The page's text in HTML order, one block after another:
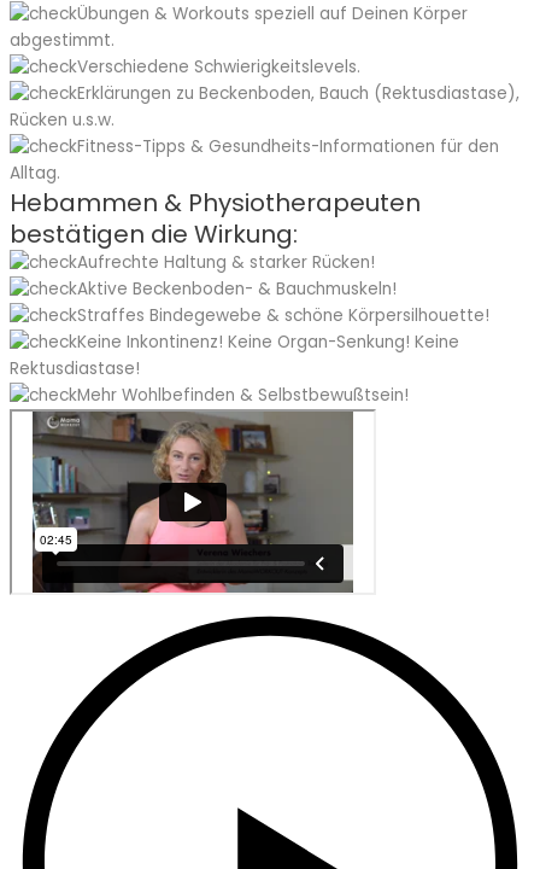
Übungen & Workouts speziell auf Deinen Körper
abgestimmt.
Verschiedene Schwierigkeitslevels.
Erklärungen zu Beckenboden, Bauch (Rektusdiastase),
Rücken u.s.w.
Fitness-Tipps & Gesundheits-Informationen für den
Alltag.
Hebammen & Physiotherapeuten
bestätigen die Wirkung:
Aufrechte Haltung & starker Rücken!
Aktive Beckenboden- & Bauchmuskeln!
Straffes Bindegewebe & schöne Körpersilhouette!
Keine Inkontinenz! Keine Organ-Senkung! Keine
Rektusdiastase!
Mehr Wohlbefinden & Selbstbewußtsein!